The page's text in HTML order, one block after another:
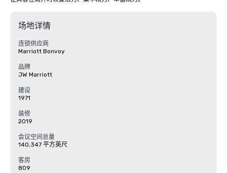
场地详情
连锁供应商
Marriott Bonvoy
品牌
JW Marriott
建设
1971
装修
2019
会议空间总量
140,347 平方英尺
客房
809